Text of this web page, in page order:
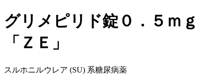
グリメピリド錠０．５ｍｇ
「ＺＥ」
スルホニルウレア (SU) 系糖尿病薬